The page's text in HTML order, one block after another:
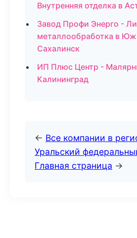
Внутренняя отделка в
Завод Профи Энерго -
металлообработка в
Сахалинск
ИП Плюс Центр -
Калининград
← Все компании в
Уральский
Главная страница →